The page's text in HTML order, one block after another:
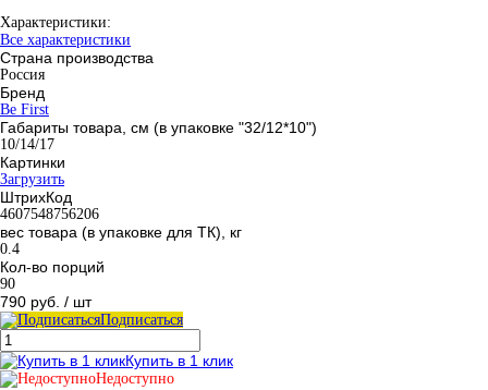
Характеристики:
Все характеристики
Страна производства
Россия
Бренд
Be First
Габариты товара, см (в упаковке "32/12*10")
10/14/17
Картинки
Загрузить
ШтрихКод
4607548756206
вес товара (в упаковке для ТК), кг
0.4
Кол-во порций
90
790 руб. / шт
Подписаться
Купить в 1 клик
Недоступно